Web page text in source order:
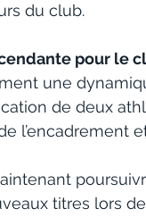
du club.
pour le
une
de deux
l’encadrement
titres lors